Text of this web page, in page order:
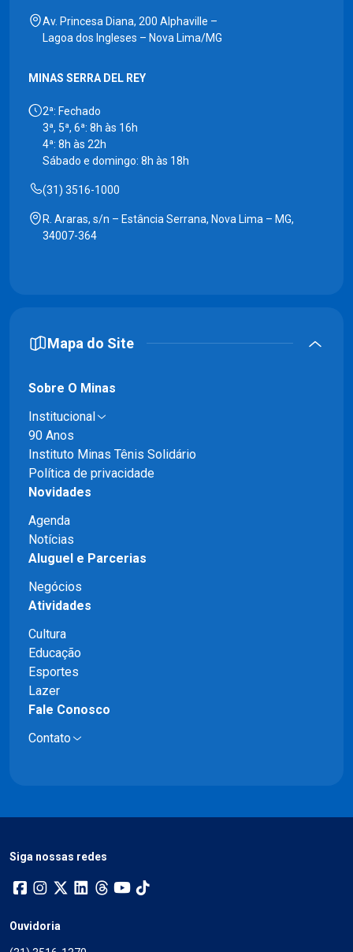
Av. Princesa Diana, 200 Alphaville –
Lagoa dos Ingleses – Nova Lima/MG
MINAS SERRA DEL REY
2ª: Fechado
3ª, 5ª, 6ª: 8h às 16h
4ª: 8h às 22h
Sábado e domingo: 8h às 18h
(31) 3516-1000
R. Araras, s/n – Estância Serrana, Nova Lima – MG,
34007-364
Mapa do Site
Sobre O Minas
Institucional
90 Anos
Instituto Minas Tênis Solidário
Política de privacidade
Novidades
Agenda
Notícias
Aluguel e Parcerias
Negócios
Atividades
Cultura
Educação
Esportes
Lazer
Fale Conosco
Contato
Siga nossas redes
Ouvidoria